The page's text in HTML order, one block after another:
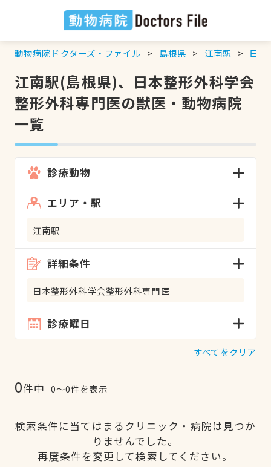
動物病院ドクターズ・ファイル 島根県 江南駅 日本
江南駅(島根県)、日本整形外科学会
整形外科専門医の獣医・動物病院
一覧
診療動物
エリア・駅
江南駅
詳細条件
日本整形外科学会整形外科専門医
診療曜日
すべてをクリア
0件中 0〜0件を表示
検索条件に当てはまるクリニック・病院は見つか
りませんでした。
再度条件を変更して検索してください。